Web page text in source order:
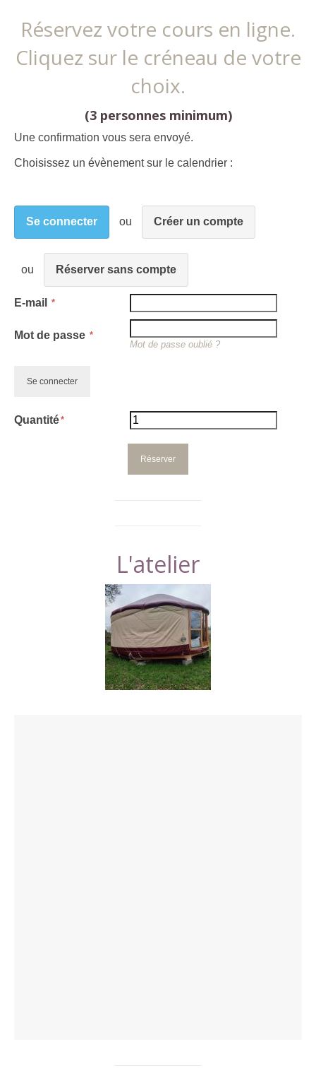
Réservez votre cours en ligne.
Cliquez sur le créneau de votre
choix.
(3 personnes minimum)
Une confirmation vous sera envoyé.
Choisissez un évènement sur le calendrier :
Se connecter Créer un compte
Réserver sans compte
E-mail
Mot de passe
Mot de passe oublié ?
Quantité
L'atelier